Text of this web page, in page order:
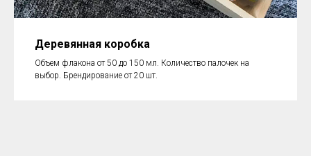
Деревянная коробка
Объем флакона от 50 до 150 мл. Количество палочек на
выбор. Брендирование от 20 шт.